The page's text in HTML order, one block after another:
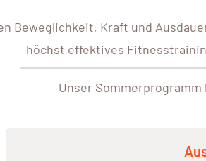
Beweglichkeit, Kraft und
höchst effektives
Unser